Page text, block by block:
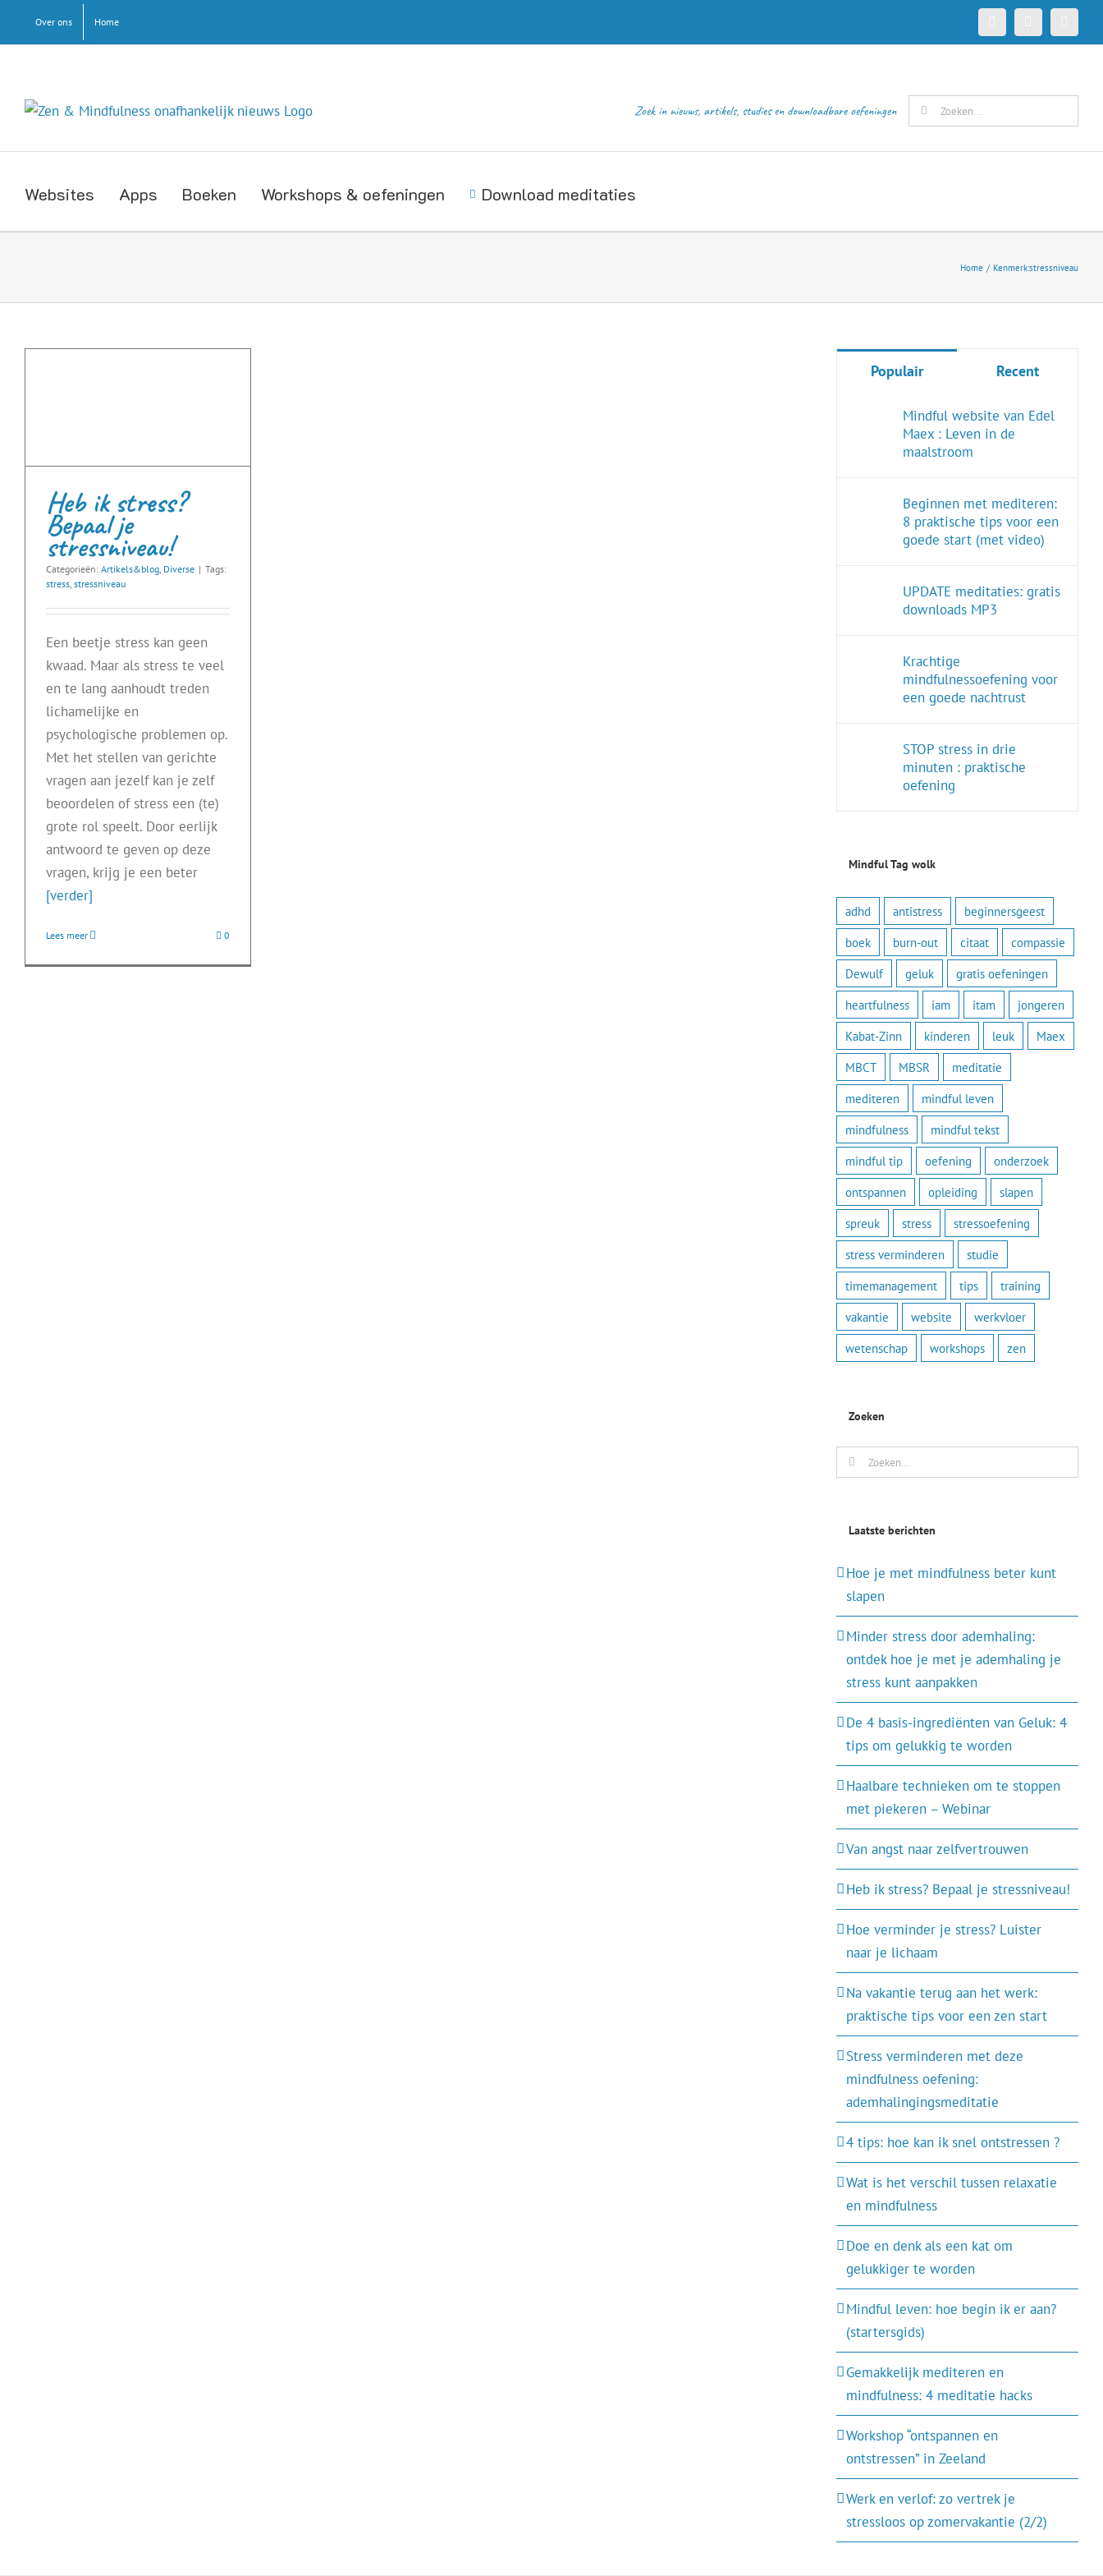
Over ons Home
Zoek in nieuws, artikels, studies en downloadbare oefeningen
Zoeken
naar:
Websites Apps Boeken Workshops & oefeningen Download meditaties
Home Kenmerk:stressniveau
Heb ik stress?
Bepaal je
stressniveau!
Categorieën: Artikels&blog Diverse | Tags:
stress stressniveau
Een beetje stress kan geen
kwaad. Maar als stress te veel
en te lang aanhoudt treden
lichamelijke en
psychologische problemen op.
Met het stellen van gerichte
vragen aan jezelf kan je zelf
beoordelen of stress een (te)
grote rol speelt. Door eerlijk
antwoord te geven op deze
vragen, krijg je een beter
[verder]
Lees meer 0
Populair Recent
Mindful website van Edel
Maex : Leven in de
maalstroom
Beginnen met mediteren:
8 praktische tips voor een
goede start (met video)
UPDATE meditaties: gratis
downloads MP3
Krachtige
mindfulnessoefening voor
een goede nachtrust
STOP stress in drie
minuten : praktische
oefening
Mindful Tag wolk
adhd antistress
beginnersgeest
boek
burn-out citaat
compassie
Dewulf
geluk
gratis oefeningen
heartfulness
iam itam
jongeren
Kabat-Zinn
kinderen leuk
Maex
MBCT
MBSR
meditatie
mediteren
mindful leven
mindfulness
mindful tekst
mindful tip
oefening
onderzoek
ontspannen
opleiding
slapen
spreuk
stress
stressoefening
stress verminderen
studie
timemanagement
tips
training
vakantie
website
werkvloer
wetenschap
workshops zen
Zoeken
Zoeken
naar:
Laatste berichten
Hoe je met mindfulness beter kunt
slapen
Minder stress door ademhaling:
ontdek hoe je met je ademhaling je
stress kunt aanpakken
De 4 basis-ingrediënten van Geluk: 4
tips om gelukkig te worden
Haalbare technieken om te stoppen
met piekeren – Webinar
Van angst naar zelfvertrouwen
Heb ik stress? Bepaal je stressniveau!
Hoe verminder je stress? Luister
naar je lichaam
Na vakantie terug aan het werk:
praktische tips voor een zen start
Stress verminderen met deze
mindfulness oefening:
ademhalingingsmeditatie
4 tips: hoe kan ik snel ontstressen ?
Wat is het verschil tussen relaxatie
en mindfulness
Doe en denk als een kat om
gelukkiger te worden
Mindful leven: hoe begin ik er aan?
(startersgids)
Gemakkelijk mediteren en
mindfulness: 4 meditatie hacks
Workshop “ontspannen en
ontstressen” in Zeeland
Werk en verlof: zo vertrek je
stressloos op zomervakantie (2/2)